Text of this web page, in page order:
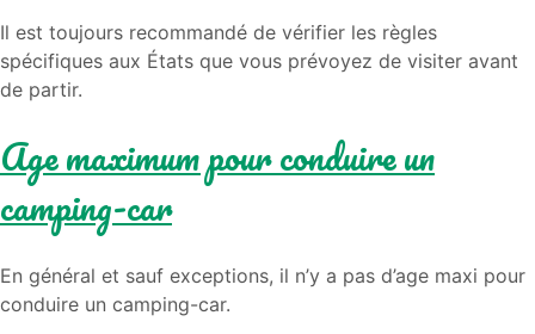
Il est toujours recommandé de vérifier les règles
spécifiques aux États que vous prévoyez de visiter avant
de partir.
Age maximum pour conduire un
camping-car
En général et sauf exceptions, il n’y a pas d’age maxi pour
conduire un camping-car.